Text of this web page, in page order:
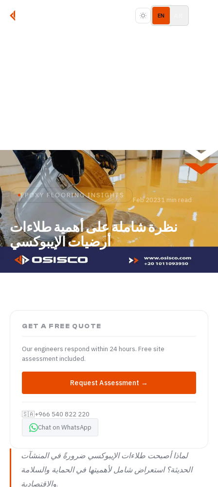
EN
EPOXY FLOORING INSIGHTS
Feb 20231 min read
نظرة شاملة على أهمية طلاءات
أرضيات الإيبوكسي
لماذا أصبحت طلاءات الإيبوكسي ضرورةً في المنشآت
الحديثة؟ استعراض شامل لأهميتها في الحماية والسلامة
والاقتصادية.
GET A FREE QUOTE
Our engineers respond within 24 hours. Free site
assessment included.
Request Assessment →
🇸🇦+966 540 822 220
Chat on WhatsApp